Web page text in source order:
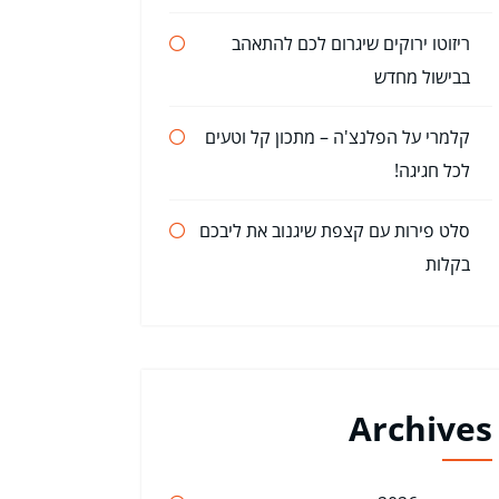
ריזוטו ירוקים שיגרום לכם להתאהב
בבישול מחדש
קלמרי על הפלנצ'ה – מתכון קל וטעים
לכל חגיגה!
סלט פירות עם קצפת שיגנוב את ליבכם
בקלות
Archives